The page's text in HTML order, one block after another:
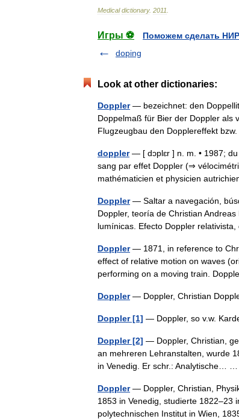
Medical dictionary. 2011
Игры ⚽
Поможем сделать НИР
doping
Look at other dictionaries:
Doppler— bezeichnet: den
Doppelmaß für Bier der Doppler als
Flugzeugbau den Dopplereffekt
doppler— [ dɔplɛr ] n. m. • 1987;
sang par effet Doppler (⇒
mathématicien et physicien
Doppler— Saltar a navegación,
Doppler, teoría de Christian
lumínicas. Efecto Doppler
Doppler— 1871, in reference to
effect of relative motion on waves
performing on a moving train.
Doppler— Doppler, Christian
Doppler [1] — Doppler, so v.w.
Doppler [2] — Doppler, Christian,
an mehreren Lehranstalten, wurde
in Venedig. Er schr.: Analytische…
Doppler— Doppler, Christian,
1853 in Venedig, studierte 1822–23
polytechnischen Institut in Wien,